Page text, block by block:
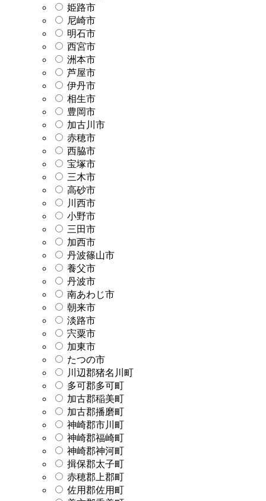
姫路市
尼崎市
明石市
西宮市
洲本市
芦屋市
伊丹市
相生市
豊岡市
加古川市
赤穂市
西脇市
宝塚市
三木市
高砂市
川西市
小野市
三田市
加西市
丹波篠山市
養父市
丹波市
南あわじ市
朝来市
淡路市
宍粟市
加東市
たつの市
川辺郡猪名川町
多可郡多可町
加古郡稲美町
加古郡播磨町
神崎郡市川町
神崎郡福崎町
神崎郡神河町
揖保郡太子町
赤穂郡上郡町
佐用郡佐用町